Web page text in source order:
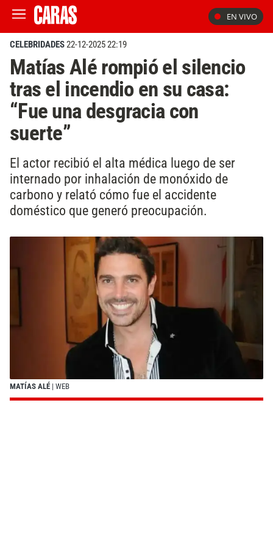
EN VIVO
CELEBRIDADES22-12-2025 22:19
Matías Alé rompió el silencio
tras el incendio en su casa:
“Fue una desgracia con
suerte”
El actor recibió el alta médica luego de ser
internado por inhalación de monóxido de
carbono y relató cómo fue el accidente
doméstico que generó preocupación.
MATÍAS ALÉ | WEB